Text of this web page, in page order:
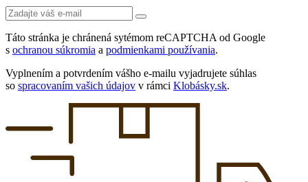
Táto stránka je chránená sytémom reCAPTCHA od Google
s ochranou súkromia a podmienkami používania.
Vyplnením a potvrdením vášho e-mailu vyjadrujete súhlas
so spracovaním vašich údajov v rámci Klobásky.sk.